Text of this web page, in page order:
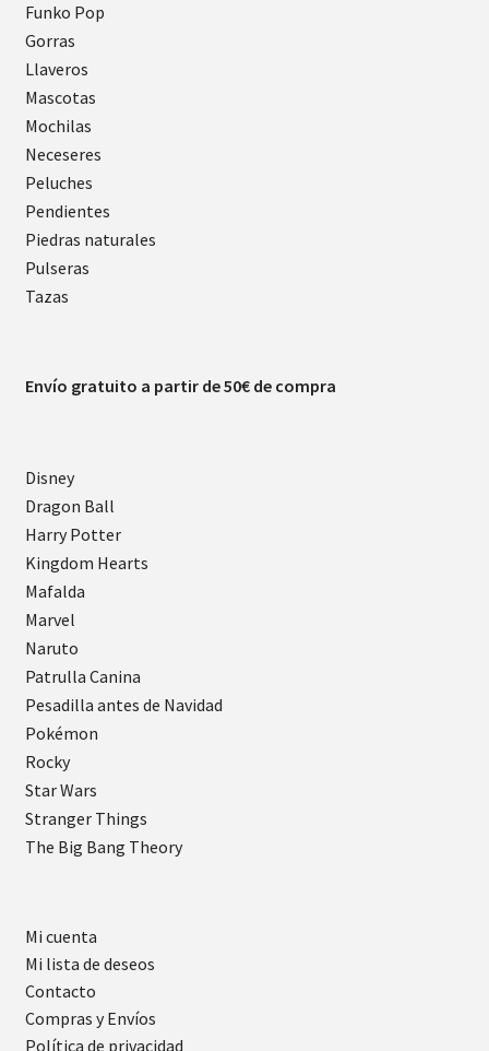
Funko Pop
Gorras
Llaveros
Mascotas
Mochilas
Neceseres
Peluches
Pendientes
Piedras naturales
Pulseras
Tazas
Envío gratuito a partir de 50€ de compra
Disney
Dragon Ball
Harry Potter
Kingdom Hearts
Mafalda
Marvel
Naruto
Patrulla Canina
Pesadilla antes de Navidad
Pokémon
Rocky
Star Wars
Stranger Things
The Big Bang Theory
Mi cuenta
Mi lista de deseos
Contacto
Compras y Envíos
Política de privacidad